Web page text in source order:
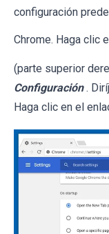
configuración
Chrome. Haga clic
(parte superior
Configuración .
Haga clic en el